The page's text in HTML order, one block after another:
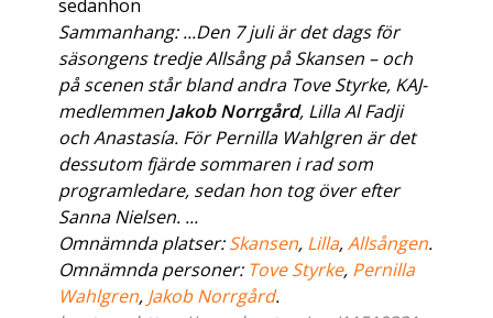
sedanhon
Sammanhang: ...Den 7 juli är det dags för
säsongens tredje Allsång på Skansen – och
på scenen står bland andra Tove Styrke, KAJ-
medlemmen Jakob Norrgård, Lilla Al Fadji
och Anastasía. För Pernilla Wahlgren är det
dessutom fjärde sommaren i rad som
programledare, sedan hon tog över efter
Sanna Nielsen. ...
Omnämnda platser:Skansen, Lilla,Allsången.
Omnämnda personer: Tove Styrke, Pernilla
Wahlgren, Jakob Norrgård.